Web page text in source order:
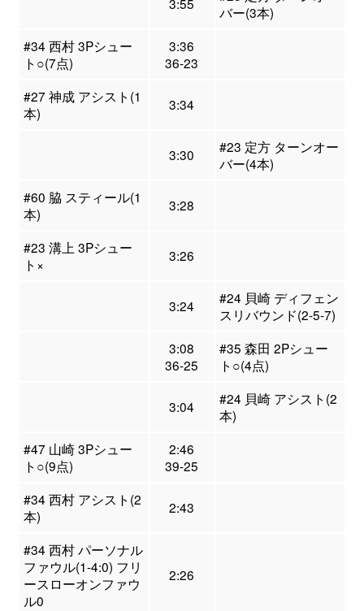
バー(3本)
#34 西村 3Pシュー
ト○(7点)
3:36
36-23
#27 神成 アシスト(1
本)
3:34
3:30
#23 定方 ターンオー
バー(4本)
#60 脇 スティール(1
本)
3:28
#23 溝上 3Pシュー
ト×
3:26
3:24
#24 貝崎 ディフェン
スリバウンド(2-5-7)
3:08
36-25
#35 森田 2Pシュー
ト○(4点)
3:04
#24 貝崎 アシスト(2
本)
#47 山崎 3Pシュー
ト○(9点)
2:46
39-25
#34 西村 アシスト(2
本)
2:43
#34 西村 パーソナル
ファウル(1-4:0) フリ
ースローオンファウ
ル0
2:26